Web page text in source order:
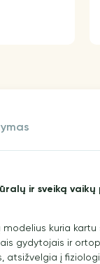
ir sveiką vaikų
modelius kuria
gydytojais ir
atsižvelgia į